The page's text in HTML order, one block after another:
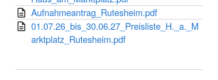
Aufnahmeantrag_Rutesheim.pdf
01.07.26_bis_30.06.27_Preisliste_H._a._M
arktplatz_Rutesheim.pdf